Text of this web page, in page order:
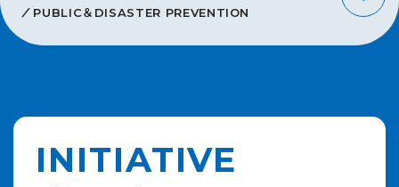
PUBLIC＆DISASTER PREVENTION
INITIATIVE